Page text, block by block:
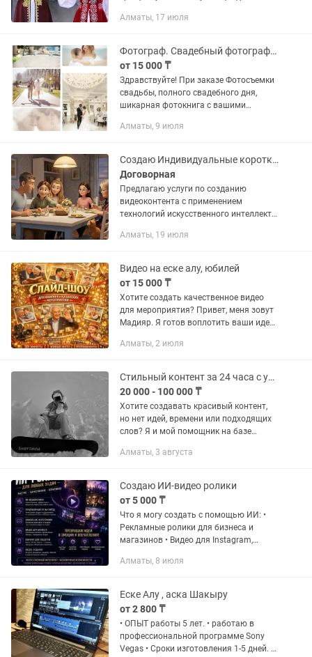
Тұсаукесер/годика Конференции,
Алматы, 17 июля
Фотограф. Свадебный фотограф. Мероприятия. Свадьбы. Фотосессии
от 15 000 ₸
Здравствуйте! При заказе Фотосъемки
свадьбы, полного свадебного дня,
шикарная фотокнига с вашими
подарок! У меня большой опыт в
Для...
Алматы, 9 июля
Создаю Индивидуальные короткие мультфильмы/анимации на заказ
Договорная
Предлагаю услуги по созданию
видеоконтента с применением
технологий искусственного интеллекта
сценарию • Анимация фотографий •
и...
Алматы, 19 июля
Видео на еске алу, юбилей
от 15 000 ₸
Хотите создать качественное видео
для мероприятия? Привет, меня зовут
Мадияр. Я готов воплотить ваши идеи
пожелания с помощью
подхода. Мои...
Алматы, 2 июля
Стильный контент за 24 часа с умным помощником!
20 000 - 100 000 ₸
Хотите создавать красивый контент,
но нет идей, времени или подходящих
слов? Я и мой помощник на базе
сделаем все за вас — быстро, стильно и
Алматы, 3 августа
Создаю ИИ-видео ролики
от 5 000 ₸
Что я могу создать с помощью ИИ: •
Рекламные ролики для бизнеса и
магазинов • Видео для Instagram,
знаменитостей и любимых персонажей
Алматы, 8 июля
Еске Алу , аска Шакыру
от 2 800 ₸
• ОПЫТ работы 5 лет. • работаю в
профессиональной программе Sony
Vegas • Сроки изготовления 1-5 дней. •